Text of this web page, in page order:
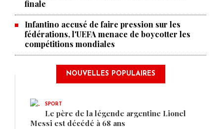
finale
Infantino accusé de faire pression sur les
fédérations, l'UEFA menace de boycotter les
compétitions mondiales
NOUVELLES POPULAIRES
SPORT
Le père de la légende argentine Lionel
Messi est décédé à 68 ans